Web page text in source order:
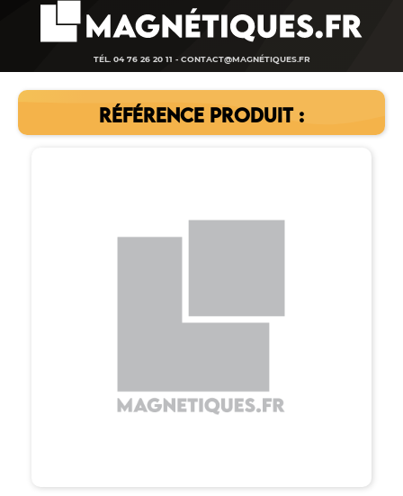
TÉL. 04 76 26 20 11 - CONTACT@MAGNÉTIQUES.FR
RÉFÉRENCE PRODUIT :